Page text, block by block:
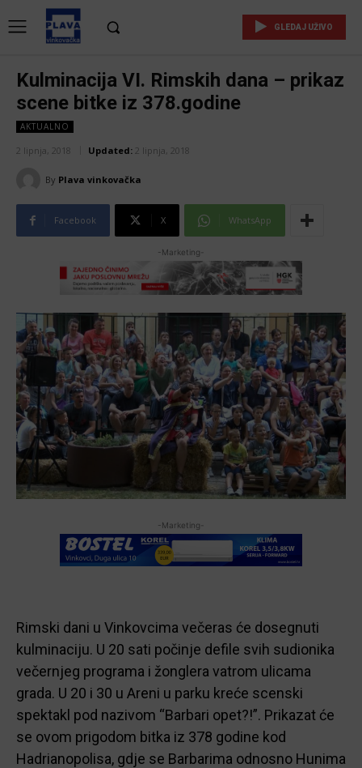
GLEDAJ UŽIVO
Kulminacija VI. Rimskih dana – prikaz
scene bitke iz 378.godine
AKTUALNO
2 lipnja, 2018 Updated: 2 lipnja, 2018
By Plava vinkovačka
Facebook X WhatsApp
-Marketing-
-Marketing-
Rimski dani u Vinkovcima večeras će dosegnuti
kulminaciju. U 20 sati počinje defile svih sudionika
večernjeg programa i žonglera vatrom ulicama
grada. U 20 i 30 u Areni u parku kreće scenski
spektakl pod nazivom “Barbari opet?!”. Prikazat će
se ovom prigodom bitka iz 378 godine kod
Hadrianopolisa, gdje se Barbarima odnosno Hunima